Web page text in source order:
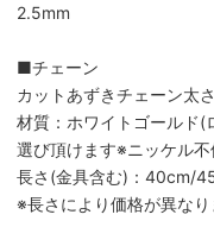
2.5mm
■チェーン
カットあずきチェーン太
材質：ホワイトゴールド(
選び頂けます※ニッケル不
長さ(金具含む)：40cm/
※長さにより価格が異なり